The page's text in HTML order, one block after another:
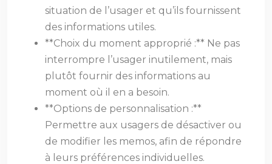
situation de l’usager et qu’ils fournissent
des informations utiles.
**Choix du moment approprié :** Ne pas
interrompre l’usager inutilement, mais
plutôt fournir des informations au
moment où il en a besoin.
**Options de personnalisation :**
Permettre aux usagers de désactiver ou
de modifier les memos, afin de répondre
à leurs préférences individuelles.